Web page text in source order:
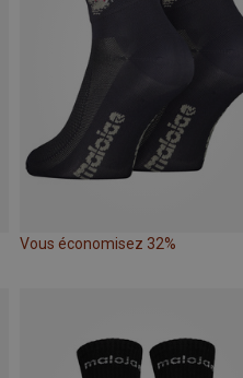
Vous économisez 32%